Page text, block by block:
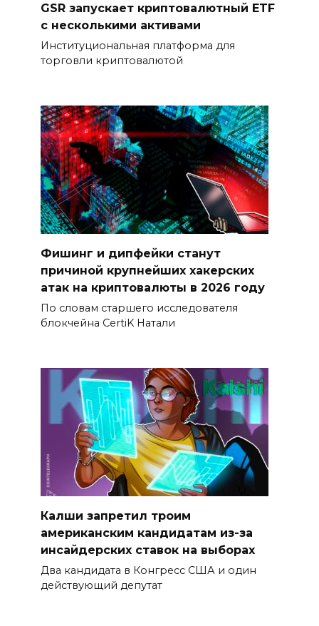
GSR запускает криптовалютный ETF
с несколькими активами
Институциональная платформа для
торговли криптовалютой
Фишинг и дипфейки станут
причиной крупнейших хакерских
атак на криптовалюты в 2026 году
По словам старшего исследователя
блокчейна CertiK Натали
Калши запретил троим
американским кандидатам из-за
инсайдерских ставок на выборах
Два кандидата в Конгресс США и один
действующий депутат